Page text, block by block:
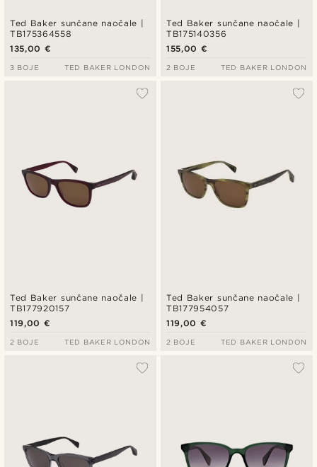
Ted Baker sunčane naočale |
TB175364558
135,00 €
3 BOJE TED BAKER LONDON
Ted Baker sunčane naočale |
TB175140356
155,00 €
2 BOJE TED BAKER LONDON
Ted Baker sunčane naočale |
TB177920157
119,00 €
2 BOJE TED BAKER LONDON
Ted Baker sunčane naočale |
TB177954057
119,00 €
2 BOJE TED BAKER LONDON